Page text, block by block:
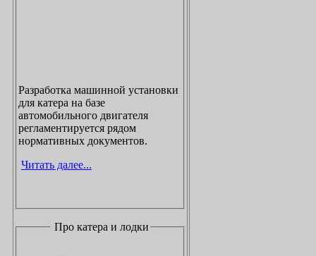
Разработка машинной установки
для катера на базе
автомобильного двигателя
регламентируется рядом
нормативных документов.
Читать далее...
Про катера и лодки